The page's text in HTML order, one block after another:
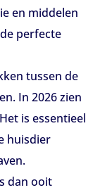
en middelen
perfecte
tussen de
In 2026 zien
is essentieel
huisdier
dan ooit